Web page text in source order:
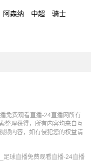
阿森纳 中超 骑士
免费观看直播-24直播网所有
整理获得，所有内容均来自互
频内容，如有侵犯您的权益请
足球直播免费观看直播-24直播